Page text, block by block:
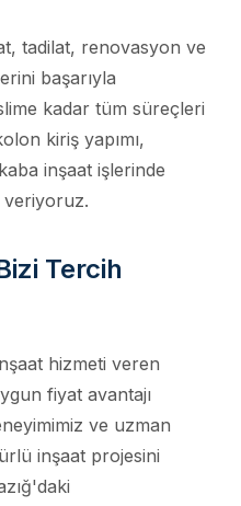
tadilat, renovasyon ve
başarıyla
kadar tüm süreçleri
kiriş yapımı,
inşaat işlerinde
veriyoruz.
Tercih
hizmeti veren
fiyat avantajı
ve uzman
inşaat projesini